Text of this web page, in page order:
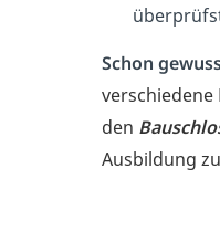
Schon
verschiedene
den
Ausbildung